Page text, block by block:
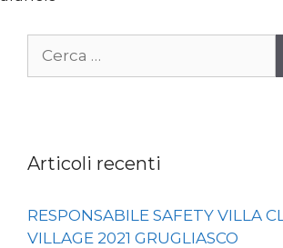
per:
Articoli recenti
RESPONSABILE SAFETY VILLA
VILLAGE 2021 GRUGLIASCO